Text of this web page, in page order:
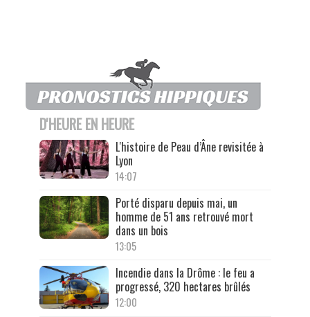
D'HEURE EN HEURE
L'histoire de Peau d’Âne revisitée à
Lyon
14:07
Porté disparu depuis mai, un
homme de 51 ans retrouvé mort
dans un bois
13:05
Incendie dans la Drôme : le feu a
progressé, 320 hectares brûlés
12:00